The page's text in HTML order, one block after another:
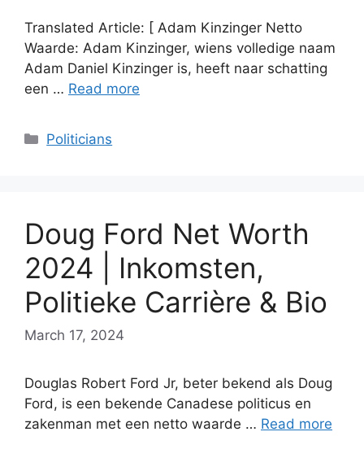
Translated Article: [ Adam Kinzinger Netto
Waarde: Adam Kinzinger, wiens volledige naam
Adam Daniel Kinzinger is, heeft naar schatting
een … Read more
Categories
Politicians
Doug Ford Net Worth
2024 | Inkomsten,
Politieke Carrière & Bio
March 17, 2024
Douglas Robert Ford Jr, beter bekend als Doug
Ford, is een bekende Canadese politicus en
zakenman met een netto waarde … Read more